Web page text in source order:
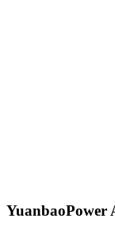
YuanbaoPower